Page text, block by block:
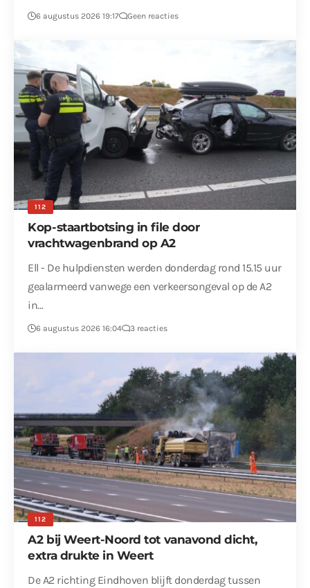
6 augustus 2026 19:17 Geen reacties
112
Kop-staartbotsing in file door
vrachtwagenbrand op A2
Ell - De hulpdiensten werden donderdag rond 15.15 uur
gealarmeerd vanwege een verkeersongeval op de A2
in…
6 augustus 2026 16:04 3 reacties
112
A2 bij Weert-Noord tot vanavond dicht,
extra drukte in Weert
De A2 richting Eindhoven blijft donderdag tussen